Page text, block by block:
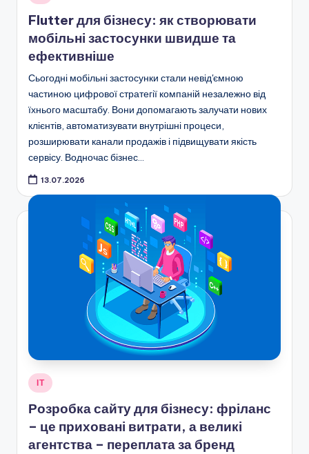
Flutter для бізнесу: як створювати
мобільні застосунки швидше та
ефективніше
Сьогодні мобільні застосунки стали невід'ємною
частиною цифрової стратегії компаній незалежно від
їхнього масштабу. Вони допомагають залучати нових
клієнтів, автоматизувати внутрішні процеси,
розширювати канали продажів і підвищувати якість
сервісу. Водночас бізнес…
13.07.2026
Опубліковано
ІТ
Розробка сайту для бізнесу: фріланс
– це приховані витрати, а великі
агентства – переплата за бренд